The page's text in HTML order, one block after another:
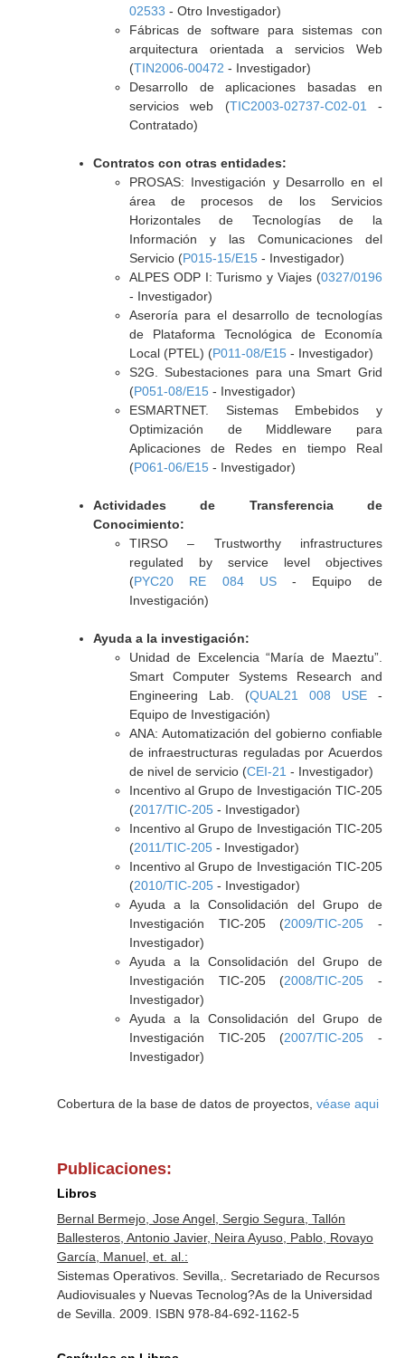
02533 - Otro Investigador)
Fábricas de software para sistemas con
arquitectura orientada a servicios Web
(TIN2006-00472 - Investigador)
Desarrollo de aplicaciones basadas en
servicios web (TIC2003-02737-C02-01
-
Contratado)
Contratos con otras entidades:
PROSAS: Investigación y Desarrollo en el
área de procesos de los Servicios
Horizontales de Tecnologías de la
Información y las Comunicaciones del
Servicio (P015-15/E15- Investigador)
ALPES ODP I: Turismo y Viajes (0327/0196
- Investigador)
Aseroría para el desarrollo de tecnologías
de Plataforma Tecnológica de Economía
Local (PTEL) (P011-08/E15- Investigador)
S2G. Subestaciones para una Smart Grid
(P051-08/E15- Investigador)
ESMARTNET. Sistemas Embebidos y
Optimización de Middleware para
Aplicaciones de Redes en tiempo Real
(P061-06/E15- Investigador)
Actividades de Transferencia de
Conocimiento:
TIRSO – Trustworthy infrastructures
regulated by service level objectives
(PYC20 RE 084 US- Equipo de
Investigación)
Ayuda a la investigación:
Unidad de Excelencia “María de Maeztu”.
Smart Computer Systems Research and
Engineering Lab. (QUAL21 008 USE-
Equipo de Investigación)
ANA: Automatización del gobierno confiable
de infraestructuras reguladas por Acuerdos
de nivel de servicio (CEI-21 - Investigador)
Incentivo al Grupo de Investigación TIC-205
(2017/TIC-205- Investigador)
Incentivo al Grupo de Investigación TIC-205
(2011/TIC-205- Investigador)
Incentivo al Grupo de Investigación TIC-205
(2010/TIC-205- Investigador)
Ayuda a la Consolidación del Grupo de
Investigación TIC-205 (2009/TIC-205 -
Investigador)
Ayuda a la Consolidación del Grupo de
Investigación TIC-205 (2008/TIC-205 -
Investigador)
Ayuda a la Consolidación del Grupo de
Investigación TIC-205 (2007/TIC-205 -
Investigador)
Cobertura de la base de datos de proyectos, véase aqui
Publicaciones:
Libros
Bernal Bermejo, Jose Angel, Sergio Segura, Tallón
Ballesteros, Antonio Javier, Neira Ayuso, Pablo, Rovayo
García, Manuel, et. al.:
Sistemas Operativos. Sevilla,. Secretariado de Recursos
Audiovisuales y Nuevas Tecnolog?As de la Universidad
de Sevilla. 2009. ISBN 978-84-692-1162-5